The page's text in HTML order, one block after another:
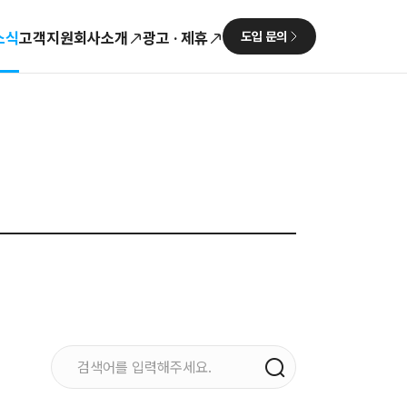
식고객지원회사소개 광고 · 제휴 도입 문의